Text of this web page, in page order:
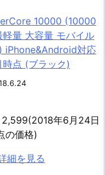
10000 (10000
量 大容量 モバイル
iPhone&Android対応
点 (ブラック)
2,599(2018年6月24日
の価格)
細を見る